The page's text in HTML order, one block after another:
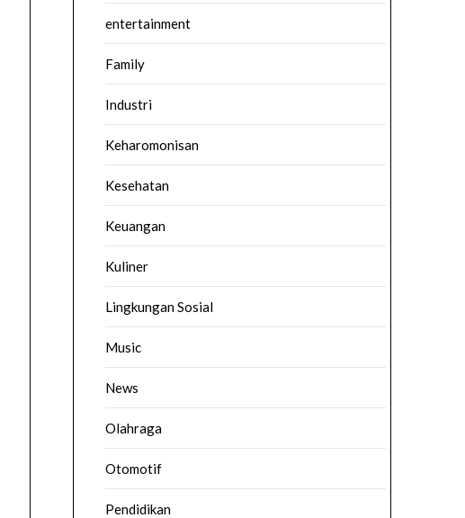
entertainment
Family
Industri
Keharomonisan
Kesehatan
Keuangan
Kuliner
Lingkungan Sosial
Music
News
Olahraga
Otomotif
Pendidikan